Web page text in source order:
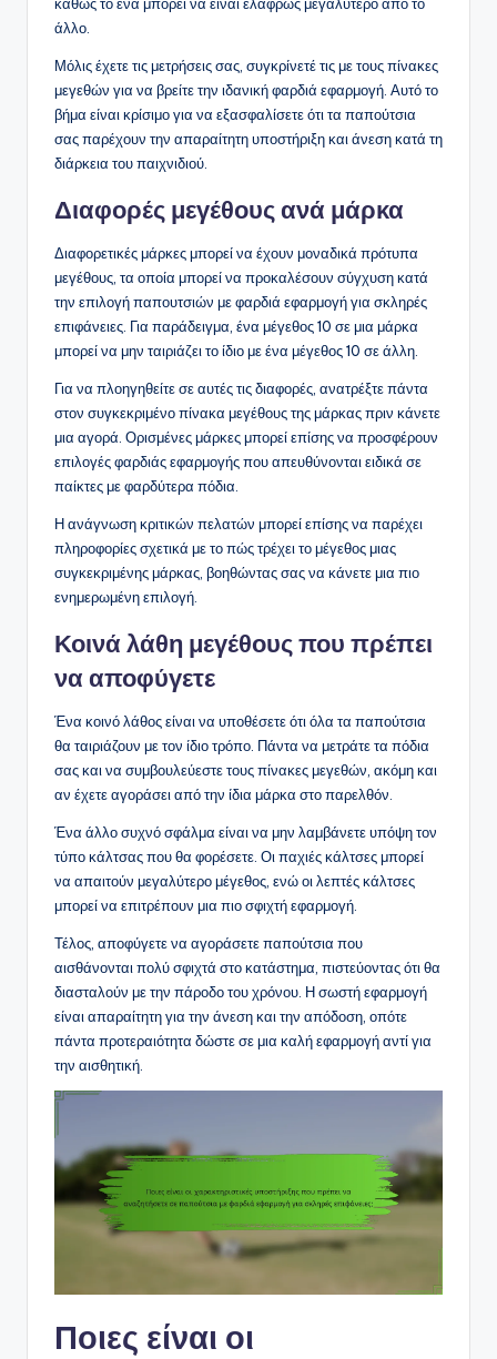
άλλο.
Μόλις έχετε τις μετρήσεις σας, συγκρίνετέ τις με τους πίνακες
μεγεθών για να βρείτε την ιδανική φαρδιά εφαρμογή. Αυτό το
βήμα είναι κρίσιμο για να εξασφαλίσετε ότι τα παπούτσια
σας παρέχουν την απαραίτητη υποστήριξη και άνεση κατά τη
διάρκεια του παιχνιδιού.
Διαφορές μεγέθους ανά μάρκα
Διαφορετικές μάρκες μπορεί να έχουν μοναδικά πρότυπα
μεγέθους, τα οποία μπορεί να προκαλέσουν σύγχυση κατά
την επιλογή παπουτσιών με φαρδιά εφαρμογή για σκληρές
επιφάνειες. Για παράδειγμα, ένα μέγεθος 10 σε μια μάρκα
μπορεί να μην ταιριάζει το ίδιο με ένα μέγεθος 10 σε άλλη.
Για να πλοηγηθείτε σε αυτές τις διαφορές, ανατρέξτε πάντα
στον συγκεκριμένο πίνακα μεγέθους της μάρκας πριν κάνετε
μια αγορά. Ορισμένες μάρκες μπορεί επίσης να προσφέρουν
επιλογές φαρδιάς εφαρμογής που απευθύνονται ειδικά σε
παίκτες με φαρδύτερα πόδια.
Η ανάγνωση κριτικών πελατών μπορεί επίσης να παρέχει
πληροφορίες σχετικά με το πώς τρέχει το μέγεθος μιας
συγκεκριμένης μάρκας, βοηθώντας σας να κάνετε μια πιο
ενημερωμένη επιλογή.
Κοινά λάθη μεγέθους που πρέπει
να αποφύγετε
Ένα κοινό λάθος είναι να υποθέσετε ότι όλα τα παπούτσια
θα ταιριάζουν με τον ίδιο τρόπο. Πάντα να μετράτε τα πόδια
σας και να συμβουλεύεστε τους πίνακες μεγεθών, ακόμη και
αν έχετε αγοράσει από την ίδια μάρκα στο παρελθόν.
Ένα άλλο συχνό σφάλμα είναι να μην λαμβάνετε υπόψη τον
τύπο κάλτσας που θα φορέσετε. Οι παχιές κάλτσες μπορεί
να απαιτούν μεγαλύτερο μέγεθος, ενώ οι λεπτές κάλτσες
μπορεί να επιτρέπουν μια πιο σφιχτή εφαρμογή.
Τέλος, αποφύγετε να αγοράσετε παπούτσια που
αισθάνονται πολύ σφιχτά στο κατάστημα, πιστεύοντας ότι θα
διασταλούν με την πάροδο του χρόνου. Η σωστή εφαρμογή
είναι απαραίτητη για την άνεση και την απόδοση, οπότε
πάντα προτεραιότητα δώστε σε μια καλή εφαρμογή αντί για
την αισθητική.
Ποιες είναι οι